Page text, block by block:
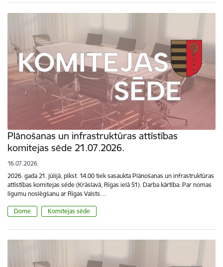
Plānošanas un infrastruktūras attīstības
komitejas sēde 21.07.2026.
16.07.2026.
2026. gada 21. jūlijā, plkst. 14.00 tiek sasaukta Plānošanas un infrastruktūras
attīstības komitejas sēde (Krāslavā, Rīgas ielā 51). Darba kārtība: Par nomas
līgumu noslēgšanu ar Rīgas Valsts…
Dome Komitejas sēde